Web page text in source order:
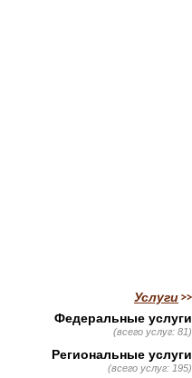
Услуги
Федеральные услуги
(всего услуг: 81)
Региональные услуги
(всего услуг: 195)